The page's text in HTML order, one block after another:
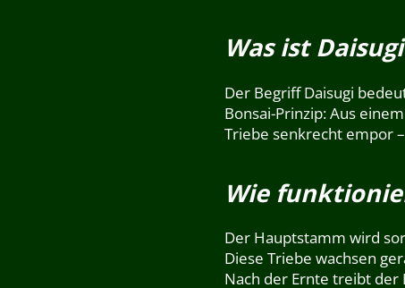
Was ist
Der Begriff Daisugi
Bonsai-Prinzip: Aus
Triebe senkrecht empor
Wie
Der Hauptstamm wird
Diese Triebe wachsen
Nach der Ernte treibt